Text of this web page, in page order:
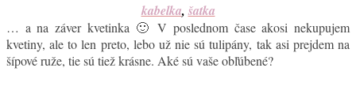
kabelka, šatka
… a na záver kvetinka 🙂 V poslednom čase akosi nekupujem
kvetiny, ale to len preto, lebo už nie sú tulipány, tak asi prejdem na
šípové ruže, tie sú tiež krásne. Aké sú vaše obľúbené?